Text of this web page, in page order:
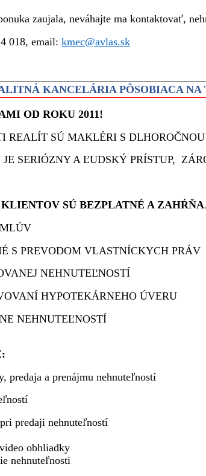
zaujala, neváhajte ma kontaktovať,
018, email: kmec@avlas.sk
KANCELÁRIA PÔSOBIACA NA
OD ROKU 2011!
REALÍT SÚ MAKLÉRI S
JE SERIÓZNY A ĽUDSKÝ PRÍSTUP,
SÚ BEZPLATNÉ A
S PREVODOM VLASTNÍCKYCH PRÁV
NEHNUTEĽNOSTÍ
HYPOTEKÁRNEHO ÚVERU
NEHNUTEĽNOSTÍ
predaja a prenájmu nehnuteľností
predaji nehnuteľností
obhliadky
nehnuteľnosti